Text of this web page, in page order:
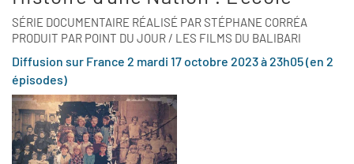
SÉRIE DOCUMENTAIRE RÉALISÉ PAR STÉPHANE CORRÉA
PRODUIT PAR POINT DU JOUR / LES FILMS DU BALIBARI
Diffusion sur France 2 mardi 17 octobre 2023 à 23h05 (en 2
épisodes)